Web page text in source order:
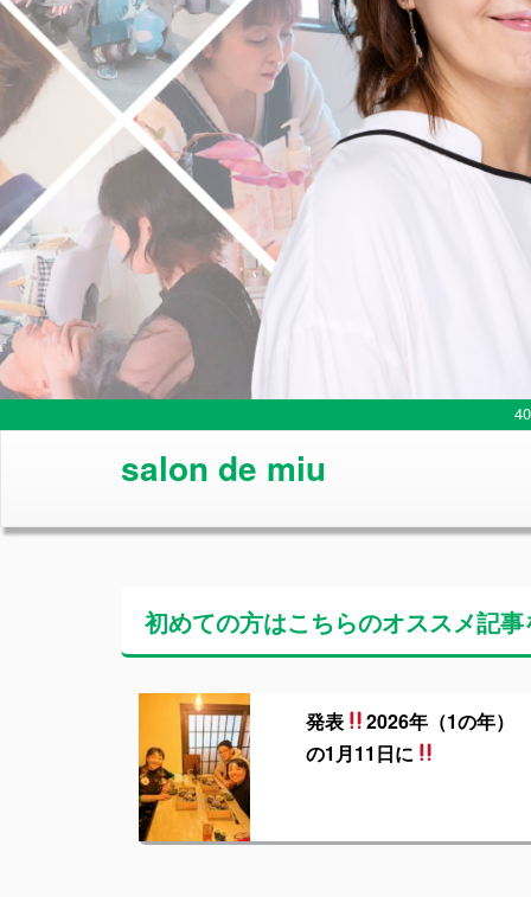
salon de miu
初めての方はこちらのオススメ記
発表
2026年（1の年）
の1月11日に